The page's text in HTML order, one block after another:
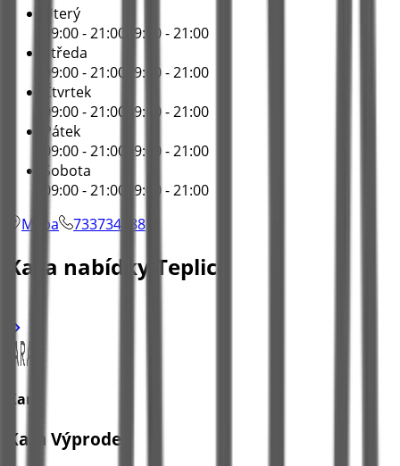
Úterý
09:00 - 21:00
09:00 - 21:00
Středa
09:00 - 21:00
09:00 - 21:00
Čtvrtek
09:00 - 21:00
09:00 - 21:00
Pátek
09:00 - 21:00
09:00 - 21:00
Sobota
09:00 - 21:00
09:00 - 21:00
Mapa
733734188
Kara nabídky Teplice
Kara
Kara Výprodej